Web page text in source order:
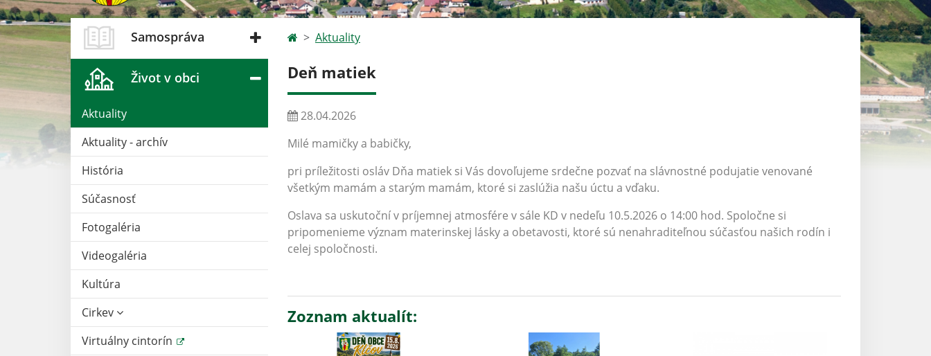
Samospráva
Život v obci
Aktuality
Aktuality - archív
História
Súčasnosť
Fotogaléria
Videogaléria
Kultúra
Cirkev
Virtuálny cintorín
Aktuality
Deň matiek
28.04.2026
Milé mamičky a babičky,
pri príležitosti osláv Dňa matiek si Vás dovoľujeme srdečne pozvať na slávnostné podujatie venované
všetkým mamám a starým mamám, ktoré si zaslúžia našu úctu a vďaku.
Oslava sa uskutoční v príjemnej atmosfére v sále KD v nedeľu 10.5.2026 o 14:00 hod. Spoločne si
pripomenieme význam materinskej lásky a obetavosti, ktoré sú nenahraditeľnou súčasťou našich rodín i
celej spoločnosti.
Zoznam aktualít: